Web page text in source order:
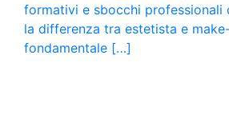
formativi e sbocchi professionali
la differenza tra estetista e
fondamentale […]